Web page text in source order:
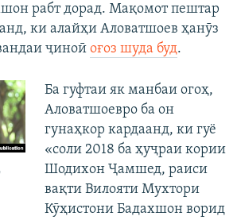
рабт дорад. Мақомот пештар
ки алайҳи Аловатшоев ҳанӯз
ҷиноӣ оғоз шуда буд.
Ба гуфтаи як манбаи огоҳ,
Аловатшоевро ба он
гунаҳкор кардаанд, ки гуё
«соли 2018 ба ҳуҷраи кории
Шодихон Ҷамшед, раиси
вақти Вилояти Мухтори
Кӯҳистони Бадахшон ворид